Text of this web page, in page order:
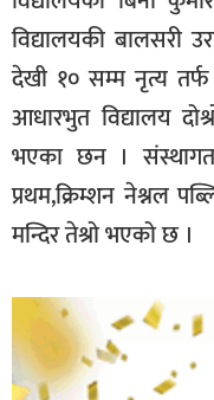
विद्यालयकी बालसरी
देखी १० सम्म नृत्य तर्फ
आधारभुत विद्यालय
भएका छन । संस्थागत
प्रथम,क्रिम्शन नेश्नल
मन्दिर तेश्रो भएको छ ।